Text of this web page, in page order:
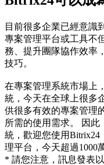
目前很多企業已經意識
專案管理平台或工具不
務、提升團隊協作效率
技巧。
在專案管理系統市場上
統，今天在全球上很多
供很多有效的專案管理
所需的使用需求。 因
統，歡迎您使用Bitrix24
理平台，今天超過1000
* 請您注意，訊息發表